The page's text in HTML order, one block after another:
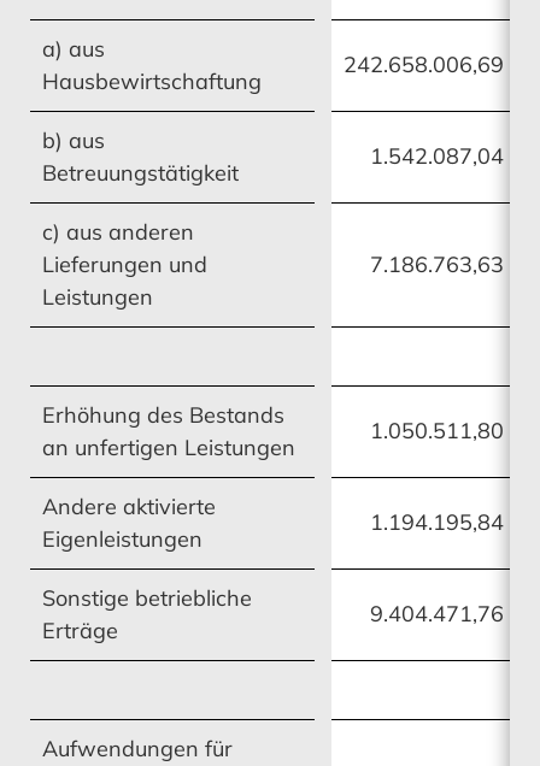
Konzernanlagevermögens
MEHR ERFAHREN
Konzernanhang
MEHR ERFAHREN
Bestätigungsvermerk
MEHR ERFAHREN
Finanzierung
MEHR ERFAHREN
Mitarbeiter
Impressum
a) aus
Hausbewirtschaftung
242.658.006,69
b) aus
Betreuungstätigkeit
1.542.087,04
c) aus anderen
Lieferungen und
Leistungen
7.186.763,63
Erhöhung des Bestands
an unfertigen Leistungen
1.050.511,80
Andere aktivierte
Eigenleistungen
1.194.195,84
Sonstige betriebliche
Erträge
9.404.471,76
Aufwendungen für
Konzernanlagevermögens
MEHR ERFAHREN
Konzernanhang
MEHR ERFAHREN
Bestätigungsvermerk
MEHR ERFAHREN
Mitarbeiter
MEHR ERFAHREN
Risikomanagement